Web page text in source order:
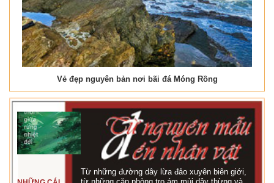
Vẻ đẹp nguyên bản nơi bãi đá Móng Rồng
Từ những đường dây lừa đảo xuyên biên giới,